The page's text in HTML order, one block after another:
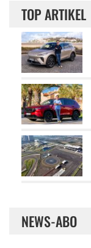
TOP ARTIKEL
NEWS-ABO